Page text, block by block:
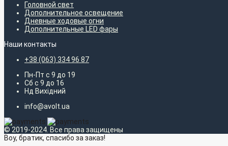
Головной свет
Дополнительное освещение
Дневные ходовые огни
Дополнительные LED фары
Наши контакты
+38 (063) 334 96 87
Пн-Пт с 9 до 19
Сб с 9 до 16
Нд Вихідний
info@avolt.ua
© 2019-2024. Все права защищены
Воу, братик, спасибо за заказ!